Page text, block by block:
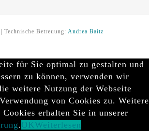
Betreuung: Andrea Baitz
für Sie optimal zu gestalten und
zu können, verwenden wir
weitere Nutzung der Webseite
von Cookies zu. Weitere
erhalten Sie in unserer
.OKWeiterlesen